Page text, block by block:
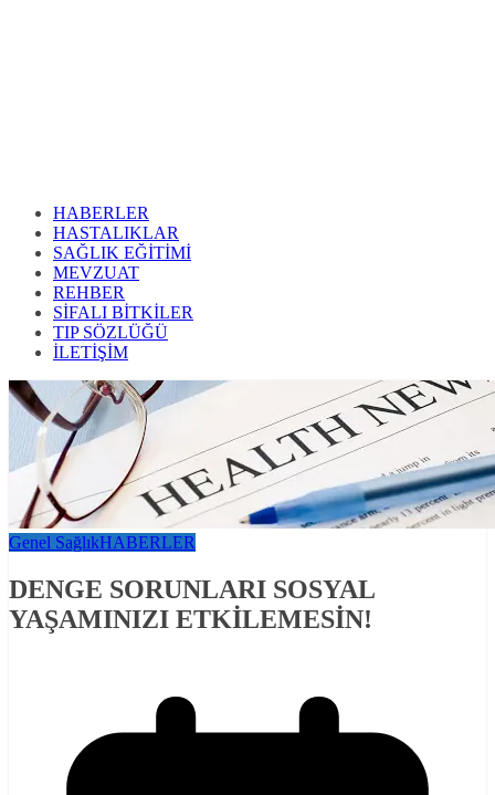
HABERLER
HASTALIKLAR
SAĞLIK EĞİTİMİ
MEVZUAT
REHBER
SİFALI BİTKİLER
TIP SÖZLÜĞÜ
İLETİŞİM
Genel SağlıkHABERLER
DENGE SORUNLARI SOSYAL
YAŞAMINIZI ETKİLEMESİN!